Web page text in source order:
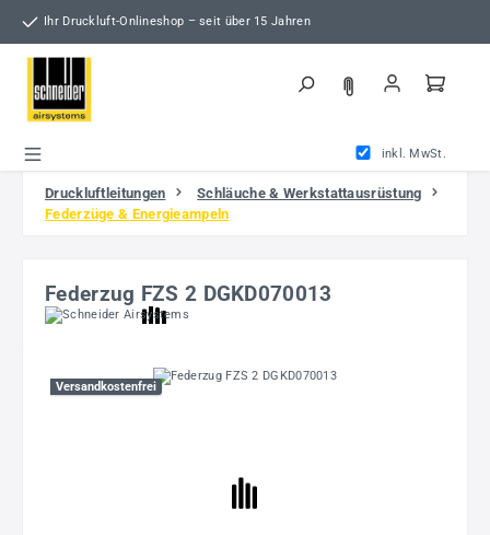
Zum Hauptinhalt springen
Ihr Druckluft-Onlineshop – seit über 15 Jahren
inkl. MwSt.
Druckluftleitungen
Schläuche & Werkstattausrüstung
Federzüge & Energieampeln
Federzug FZS 2 DGKD070013
Bildergalerie überspringen
Versandkostenfrei